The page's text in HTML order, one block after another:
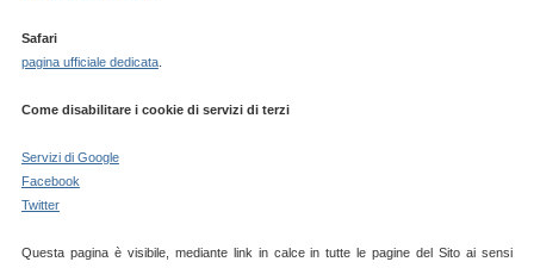
Safari
pagina ufficiale dedicata.
Come disabilitare i cookie di servizi di terzi
Servizi di Google
Facebook
Twitter
Questa pagina è visibile, mediante link in calce in tutte le pagine del Sito ai sensi